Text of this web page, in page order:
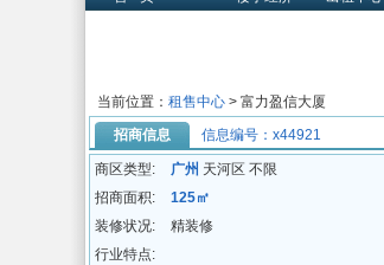
当前位置： 租售中心 > 富力盈信大厦
招商信息
信息编号：x44921
商区类型: 广州 天河区 不限
招商面积:
125㎡
装修状况:
精装修
行业特点: